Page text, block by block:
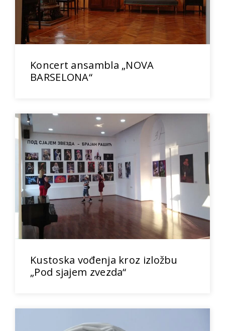
Koncert ansambla „NOVA
BARSELONA“
Kustoska vođenja kroz izložbu
„Pod sjajem zvezda“